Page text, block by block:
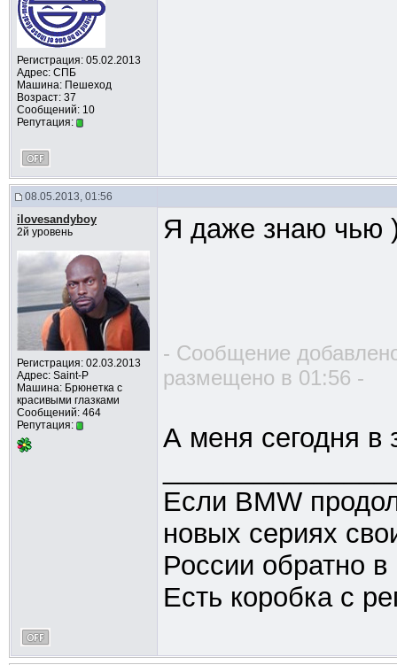
Регистрация: 05.02.2013
Адрес: СПБ
Машина: Пешеход
Возраст: 37
Сообщений: 10
Репутация:
08.05.2013, 01:56
ilovesandyboy
2й уровень
Регистрация: 02.03.2013
Адрес: Saint-P
Машина: Брюнетка с
красивыми глазками
Сообщений: 464
Репутация:
Я даже знаю чью
- Сообщение
размещено в 01:56 -
А меня сегодня в
Если BMW
новых сериях
России обратно
Есть коробка с